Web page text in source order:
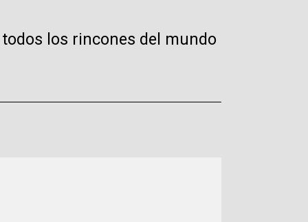
los rincones del mundo